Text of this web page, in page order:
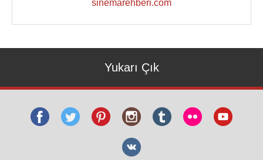
sinemarehberi.com
Yukarı Çık